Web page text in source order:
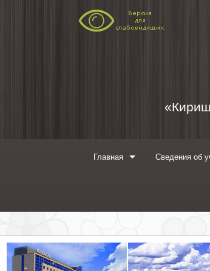
Главная Сведения об